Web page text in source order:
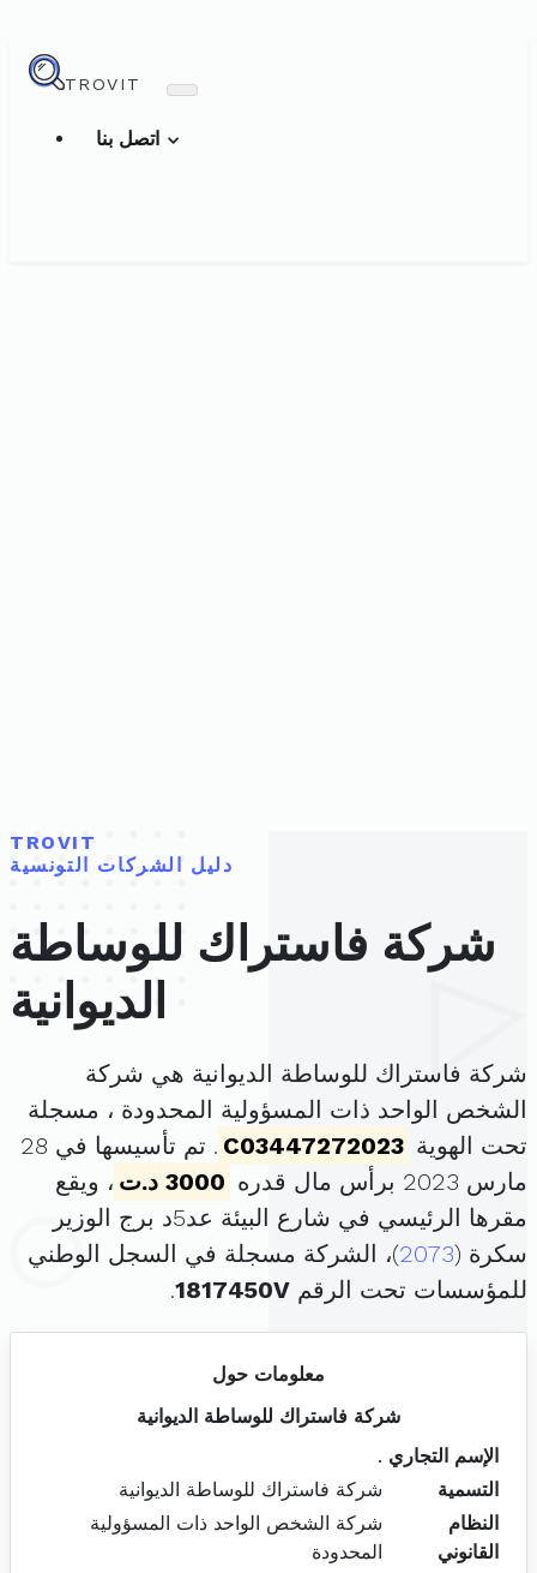
TROVIT
TROVIT
دليل الشركات التونسية
شركة فاستراك للوساطة
الديوانية
شركة فاستراك للوساطة الديوانية هي شركة
الشخص الواحد ذات المسؤولية المحدودة ، مسجلة
تحت الهوية C03447272023
. تم تأسيسها في 28
مارس 2023 برأس مال قدره
3000 د.ت
، ويقع
مقرها الرئيسي في شارع البيئة عد5د برج الوزير
سكرة (2073)، الشركة مسجلة في السجل الوطني
للمؤسسات تحت الرقم 1817450V
.
معلومات حول
شركة فاستراك للوساطة الديوانية
الإسم التجاري .
التسمية
شركة فاستراك للوساطة الديوانية
النظام
القانوني
شركة الشخص الواحد ذات المسؤولية
المحدودة